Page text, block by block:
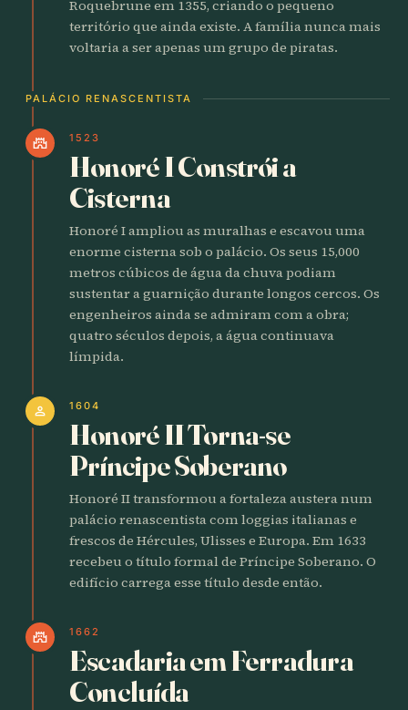
Roquebrune em 1355, criando o pequeno
território que ainda existe. A família nunca mais
voltaria a ser apenas um grupo de piratas.
PALÁCIO RENASCENTISTA
castle 1523
Honoré I Constrói a
Cisterna
Honoré I ampliou as muralhas e escavou uma
enorme cisterna sob o palácio. Os seus 15,000
metros cúbicos de água da chuva podiam
sustentar a guarnição durante longos cercos. Os
engenheiros ainda se admiram com a obra;
quatro séculos depois, a água continuava
límpida.
person 1604
Honoré II Torna-se
Príncipe Soberano
Honoré II transformou a fortaleza austera num
palácio renascentista com loggias italianas e
frescos de Hércules, Ulisses e Europa. Em 1633
recebeu o título formal de Príncipe Soberano. O
edifício carrega esse título desde então.
castle 1662
Escadaria em Ferradura
Concluída